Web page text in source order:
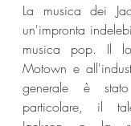
La musica dei
un'impronta
musica pop. Il
Motown e
generale è
particolare, il